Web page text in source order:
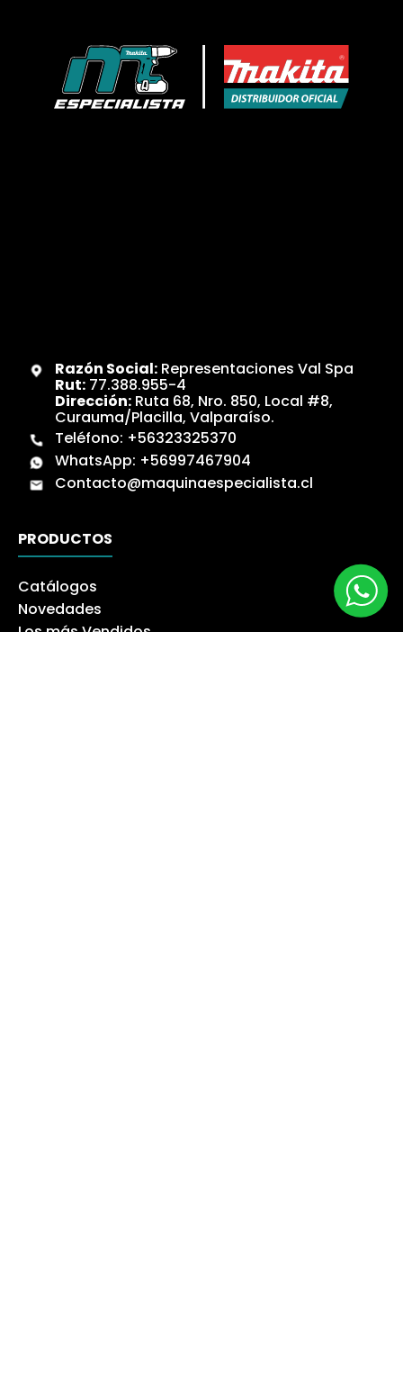
Razón Social:Representaciones Val Spa
Rut:77.388.955-4
Dirección:Ruta 68, Nro. 850, Local #8,
Curauma/Placilla, Valparaíso.
Teléfono: +56323325370
WhatsApp: +56997467904
Contacto@maquinaespecialista.cl
PRODUCTOS
Catálogos
Novedades
Los más Vendidos